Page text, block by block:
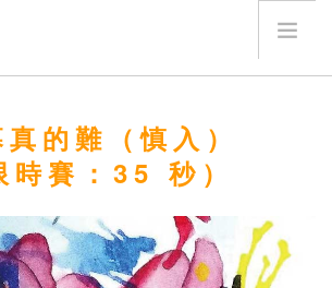
的難（慎入）
時賽：35 秒）